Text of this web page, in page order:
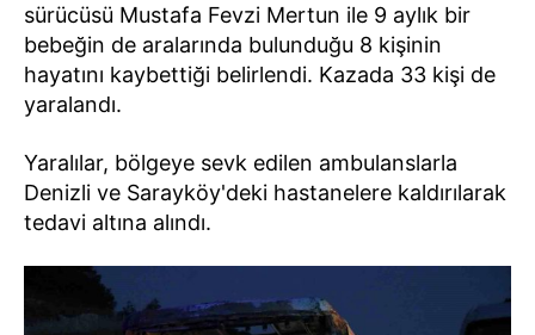
sürücüsü Mustafa Fevzi Mertun ile 9 aylık bir
bebeğin de aralarında bulunduğu 8 kişinin
hayatını kaybettiği belirlendi. Kazada 33 kişi de
yaralandı.
Yaralılar, bölgeye sevk edilen ambulanslarla
Denizli ve Sarayköy'deki hastanelere kaldırılarak
tedavi altına alındı.